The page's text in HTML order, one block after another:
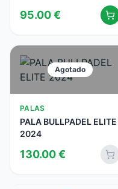
95.00€
Agotado
PALAS
PALA BULLPADEL ELITE
2024
130.00€